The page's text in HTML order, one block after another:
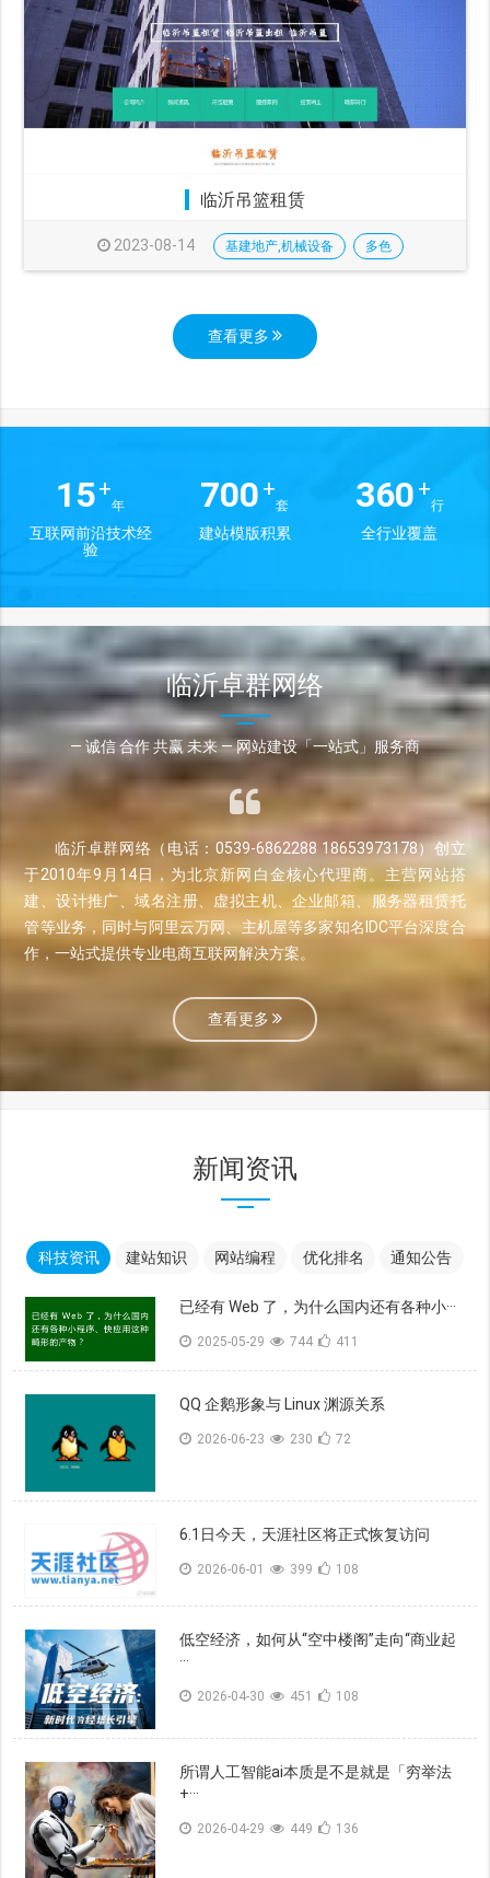
临沂吊篮租赁
2023-08-14 基建地产,机械设备 多色
查看更多
15+
年
互联网前沿技术经
验
700 +
套
建站模版积累
360 +
行
全行业覆盖
临沂卓群网络
— 诚信 合作 共赢 未来 — 网站建设「一站式」服务商
临沂卓群网络（电话：0539-6862288 18653973178）创立
于2010年9月14日，为北京新网白金核心代理商。主营网站搭
建、设计推广、域名注册、虚拟主机、企业邮箱、服务器租赁托
管等业务，同时与阿里云万网、主机屋等多家知名IDC平台深度合
作，一站式提供专业电商互联网解决方案。
查看更多
新闻资讯
科技资讯 建站知识 网站编程 优化排名 通知公告
已经有 Web 了，为什么国内还有各种小···
2025-05-29 744 411
QQ 企鹅形象与 Linux 渊源关系
2026-06-23 230 72
6.1日今天，天涯社区将正式恢复访问
2026-06-01 399 108
低空经济，如何从“空中楼阁”走向“商业起
···
2026-04-30 451 108
所谓人工智能ai本质是不是就是「穷举法
+···
2026-04-29 449 136